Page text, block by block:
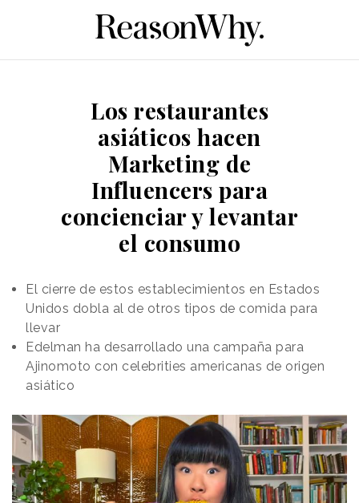
Los restaurantes
asiáticos hacen
Marketing de
Influencers para
concienciar y levantar
el consumo
El cierre de estos establecimientos en Estados
Unidos dobla al de otros tipos de comida para
llevar
Edelman ha desarrollado una campaña para
Ajinomoto con celebrities americanas de origen
asiático